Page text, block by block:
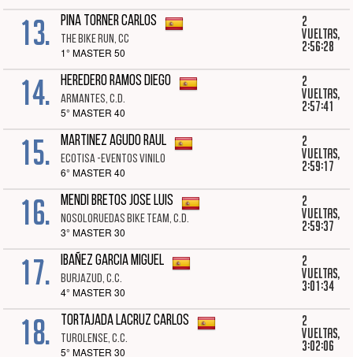
13. PINA TORNER CARLOS
THE BIKE RUN, CC
1° MASTER 50
2
vueltas,
2:56:28
14. HEREDERO RAMOS DIEGO
ARMANTES, C.D.
5° MASTER 40
2
vueltas,
2:57:41
15. MARTINEZ AGUDO RAUL
ECOTISA -EVENTOS VINILO
6° MASTER 40
2
vueltas,
2:59:17
16. MENDI BRETOS JOSE LUIS
NOSOLORUEDAS BIKE TEAM, C.D.
3° MASTER 30
2
vueltas,
2:59:37
17. IBAÑEZ GARCIA MIGUEL
BURJAZUD, C.C.
4° MASTER 30
2
vueltas,
3:01:34
18. TORTAJADA LACRUZ CARLOS
TUROLENSE, C.C.
5° MASTER 30
2
vueltas,
3:02:06